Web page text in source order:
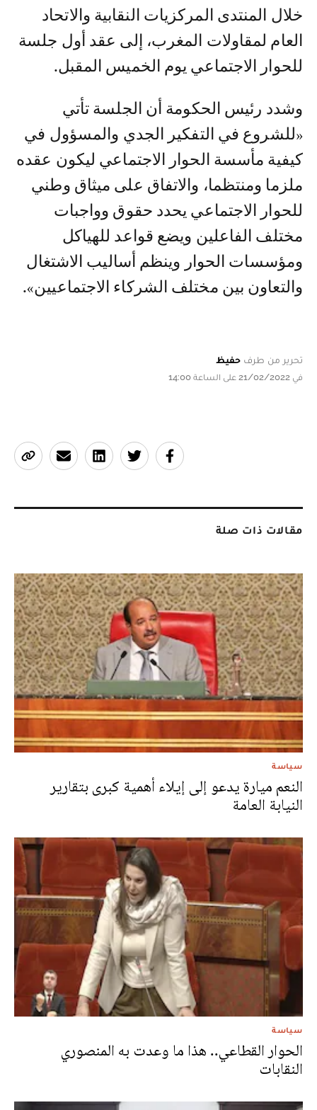
خلال المنتدى المركزيات النقابية والاتحاد
العام لمقاولات المغرب، إلى عقد أول جلسة
للحوار الاجتماعي يوم الخميس المقبل.
وشدد رئيس الحكومة أن الجلسة تأتي
«للشروع في التفكير الجدي والمسؤول في
كيفية مأسسة الحوار الاجتماعي ليكون عقده
ملزما ومنتظما، والاتفاق على ميثاق وطني
للحوار الاجتماعي يحدد حقوق وواجبات
مختلف الفاعلين ويضع قواعد للهياكل
ومؤسسات الحوار وينظم أساليب الاشتغال
والتعاون بين مختلف الشركاء الاجتماعيين».
تحرير من طرف حفيظ
في 21/02/2022 على الساعة 14:00
مقالات ذات صلة
سياسة
النعم ميارة يدعو إلى إيلاء أهمية كبرى بتقارير
النيابة العامة
سياسة
الحوار القطاعي.. هذا ما وعدت به المنصوري
النقابات